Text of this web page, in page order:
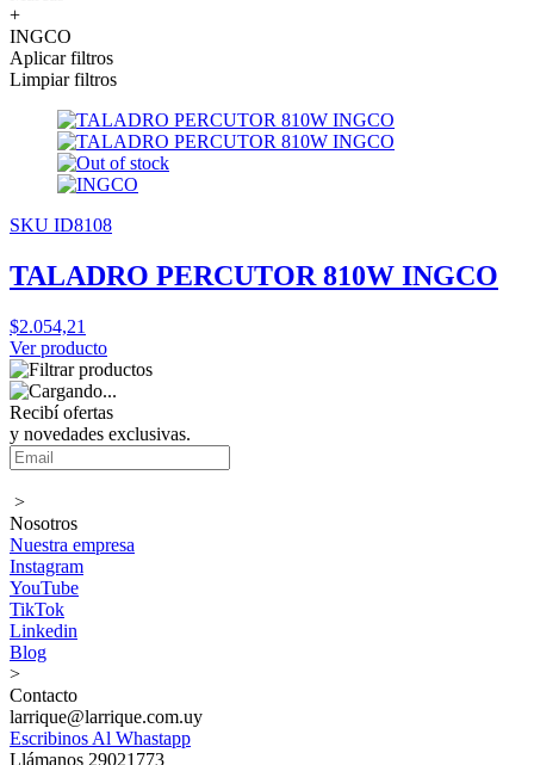
+
INGCO
Aplicar filtros
Limpiar filtros
SKU ID8108
TALADRO PERCUTOR 810W INGCO
$2.054,21
Ver producto
Recibí ofertas
y novedades exclusivas.
>
Nosotros
Nuestra empresa
Instagram
YouTube
TikTok
Linkedin
Blog
>
Contacto
larrique@larrique.com.uy
Escribinos Al Whastapp
Llámanos 29021773